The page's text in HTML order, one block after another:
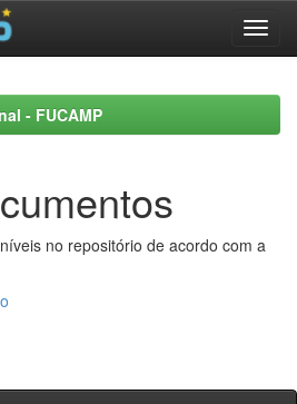
- FUCAMP
no repositório de acordo com a